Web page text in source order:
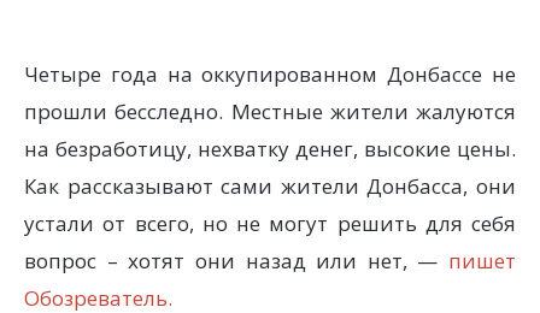
Четыре года на оккупированном Донбассе не
прошли бесследно. Местные жители жалуются
на безработицу, нехватку денег, высокие цены.
Как рассказывают сами жители Донбасса, они
устали от всего, но не могут решить для себя
вопрос – хотят они назад или нет, — пишет
Обозреватель.